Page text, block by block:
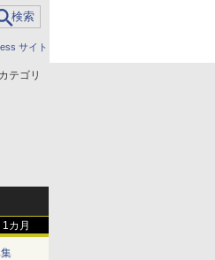
サイト
テゴリ
1カ月